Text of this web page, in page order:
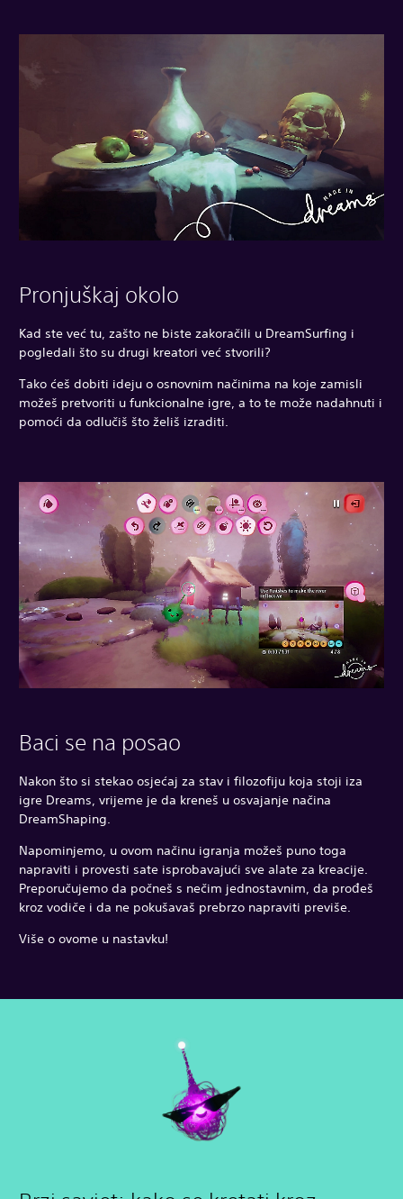
Pronjuškaj okolo
Kad ste već tu, zašto ne biste zakoračili u DreamSurfing i
pogledali što su drugi kreatori već stvorili?
Tako ćeš dobiti ideju o osnovnim načinima na koje zamisli
možeš pretvoriti u funkcionalne igre, a to te može nadahnuti i
pomoći da odlučiš što želiš izraditi.
Baci se na posao
Nakon što si stekao osjećaj za stav i filozofiju koja stoji iza
igre Dreams, vrijeme je da kreneš u osvajanje načina
DreamShaping.
Napominjemo, u ovom načinu igranja možeš puno toga
napraviti i provesti sate isprobavajući sve alate za kreacije.
Preporučujemo da počneš s nečim jednostavnim, da prođeš
kroz vodiče i da ne pokušavaš prebrzo napraviti previše.
Više o ovome u nastavku!